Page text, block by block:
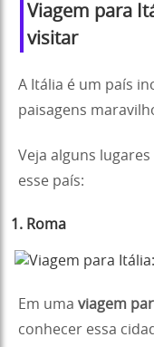
Viagem para
visitar
A Itália é um país
paisagens
Veja alguns
esse país:
1. Roma
Em uma viagem
conhecer essa